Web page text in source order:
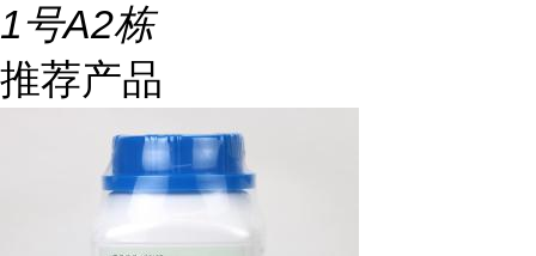
1号A2栋
推荐产品